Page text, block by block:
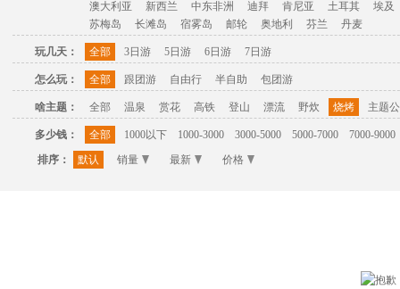
澳大利亚
新西兰 中东非洲 迪拜 肯尼亚 土耳其
埃及
苏梅岛
长滩岛 宿雾岛 邮轮 奥地利 芬兰 丹麦
玩几天： 全部 3日游 5日游 6日游 7日游
怎么玩： 全部 跟团游 自由行 半自助 包团游
啥主题： 全部 温泉 赏花 高铁 登山 漂流 野炊 烧烤 主题
多少钱： 全部 1000以下 1000-3000 3000-5000 5000-7000
7000-9000
排序：
默认 销量 最新 价格